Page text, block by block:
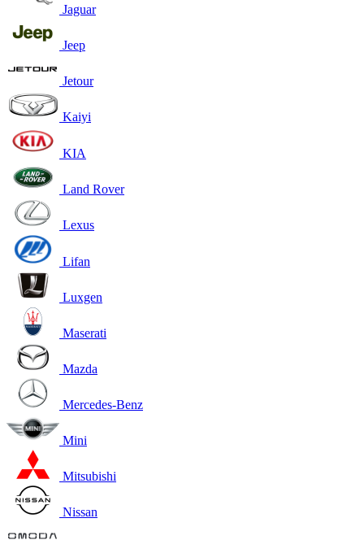
Jaguar
Jeep
Jetour
Kaiyi
KIA
Land Rover
Lexus
Lifan
Luxgen
Maserati
Mazda
Mercedes-Benz
Mini
Mitsubishi
Nissan